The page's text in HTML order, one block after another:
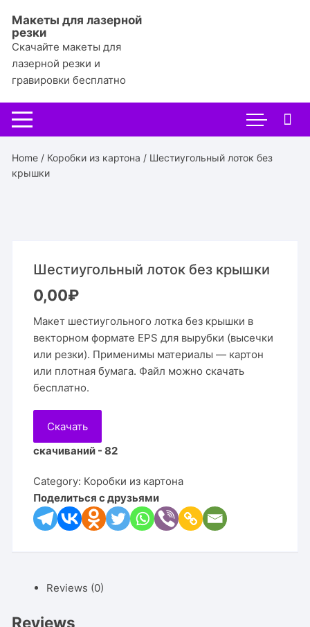
содержимому
Макеты для лазерной
резки
Скачайте макеты для
лазерной резки и
гравировки бесплатно
Home / Коробки из картона / Шестиугольный лоток без
крышки
Шестиугольный лоток без крышки
0,00₽
Макет шестиугольного лотка без крышки в
векторном формате EPS для вырубки (высечки
или резки). Применимы материалы — картон
или плотная бумага. Файл можно скачать
бесплатно.
Скачать
скачиваний - 82
Category: Коробки из картона
Поделиться с друзьями
Reviews (0)
Reviews